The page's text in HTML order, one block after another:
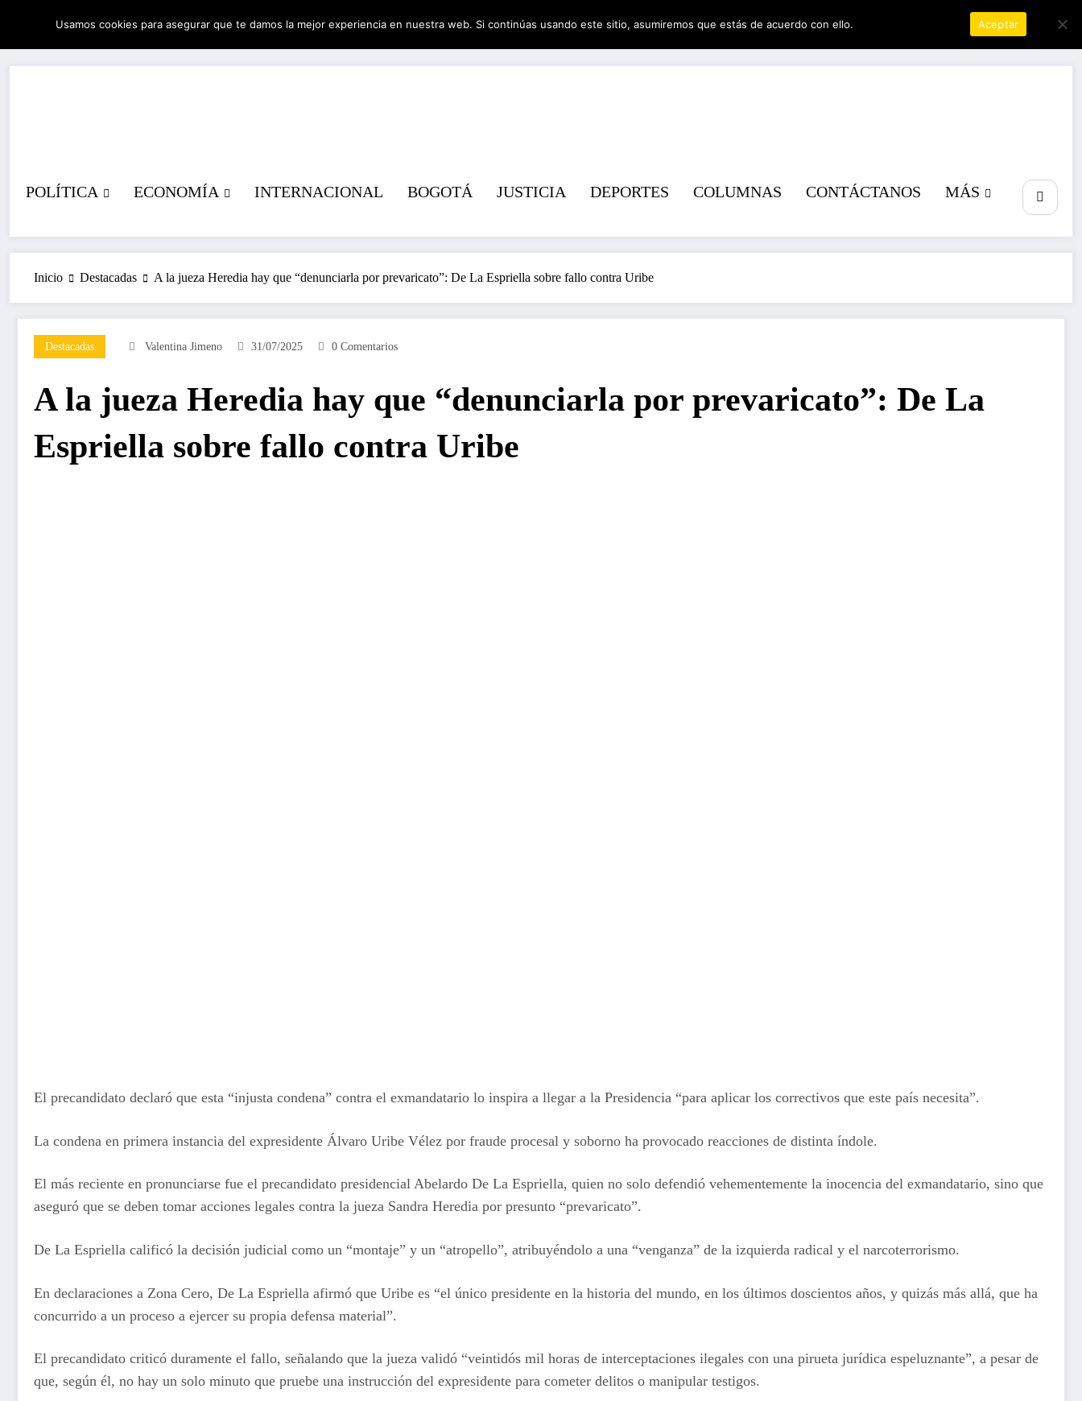
contenido
07/08/2026 3:03:29 AM
POLÍTICA ECONOMÍA INTERNACIONAL BOGOTÁ JUSTICIA DEPORTES COLUMNAS CONTÁCTANOS MÁS
Inicio Destacadas A la jueza Heredia hay que “denunciarla por prevaricato”: De La Espriella sobre fallo contra Uribe
Destacadas Valentina Jimeno 31/07/2025 0 Comentarios
A la jueza Heredia hay que “denunciarla por prevaricato”: De La
Espriella sobre fallo contra Uribe
El precandidato declaró que esta “injusta condena” contra el exmandatario lo inspira a llegar a la Presidencia “para aplicar los correctivos que este país necesita”.
La condena en primera instancia del expresidente Álvaro Uribe Vélez por fraude procesal y soborno ha provocado reacciones de distinta índole.
El más reciente en pronunciarse fue el precandidato presidencial Abelardo De La Espriella, quien no solo defendió vehementemente la inocencia del exmandatario, sino que
aseguró que se deben tomar acciones legales contra la jueza Sandra Heredia por presunto “prevaricato”.
De La Espriella calificó la decisión judicial como un “montaje” y un “atropello”, atribuyéndolo a una “venganza” de la izquierda radical y el narcoterrorismo.
En declaraciones a Zona Cero, De La Espriella afirmó que Uribe es “el único presidente en la historia del mundo, en los últimos doscientos años, y quizás más allá, que ha
concurrido a un proceso a ejercer su propia defensa material”.
El precandidato criticó duramente el fallo, señalando que la jueza validó “veintidós mil horas de interceptaciones ilegales con una pirueta jurídica espeluznante”, a pesar de
que, según él, no hay un solo minuto que pruebe una instrucción del expresidente para cometer delitos o manipular testigos.
Usamos cookies para asegurar que te damos la mejor experiencia en nuestra web. Si continúas usando este sitio, asumiremos que estás de acuerdo con ello. Aceptar